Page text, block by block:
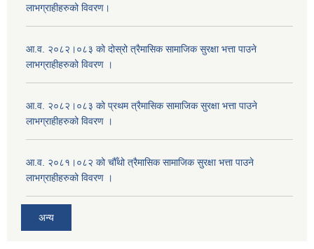
लाभग्राहीहरुको विवरण।
आ.व. २०८२।०८३ को दोस्रो त्रैमासिक सामाजिक सुरक्षा भत्ता पाउने
लाभग्राहीहरुको विवरण ।
आ.व. २०८२।०८३ को प्रथम त्रैमासिक सामाजिक सुरक्षा भत्ता पाउने
लाभग्राहीहरुको विवरण ।
आ.व. २०८१।०८२ को चौँथो त्रैमासिक सामाजिक सुरक्षा भत्ता पाउने
लाभग्राहीहरुको विवरण ।
अन्य